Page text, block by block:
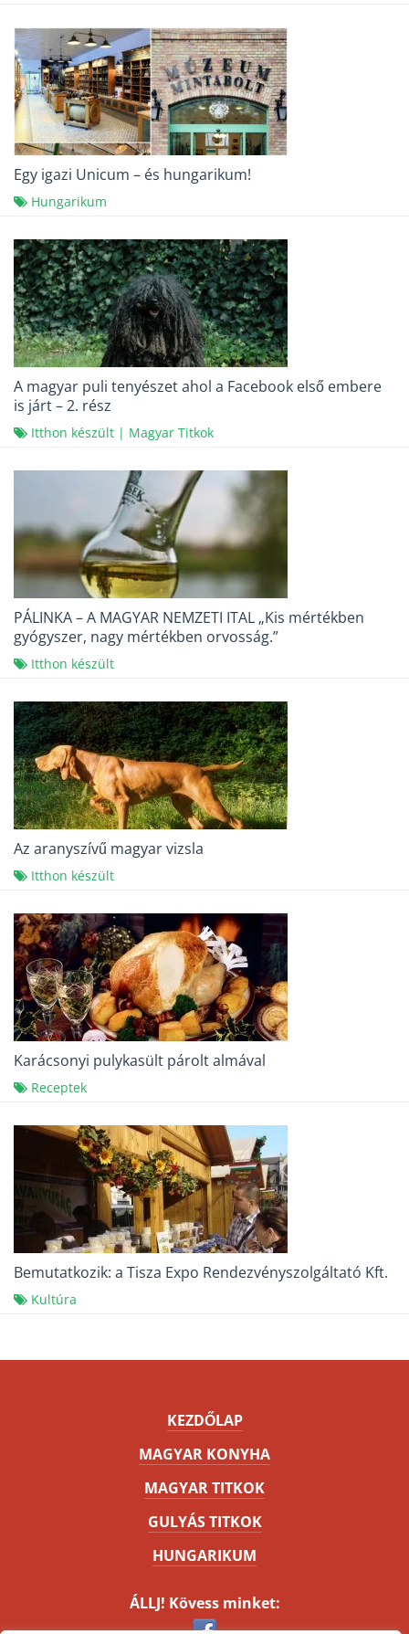
Egy igazi Unicum – és hungarikum!
Hungarikum
A magyar puli tenyészet ahol a Facebook első embere
is járt – 2. rész
Itthon készült | Magyar Titkok
PÁLINKA – A MAGYAR NEMZETI ITAL „Kis mértékben
gyógyszer, nagy mértékben orvosság.”
Itthon készült
Az aranyszívű magyar vizsla
Itthon készült
Karácsonyi pulykasült párolt almával
Receptek
Bemutatkozik: a Tisza Expo Rendezvényszolgáltató Kft.
Kultúra
KEZDŐLAP
MAGYAR KONYHA
MAGYAR TITKOK
GULYÁS TITKOK
HUNGARIKUM
ÁLLJ! Kövess minket: